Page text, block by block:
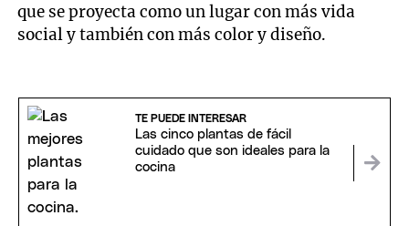
que se proyecta como un lugar con más vida
social y también con más color y diseño.
TE PUEDE INTERESAR
Las cinco plantas de fácil
cuidado que son ideales para la
cocina